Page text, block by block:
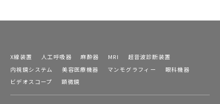
X線装置 人工呼吸器 麻酔器 MRI
超音波診断装置
内視鏡システム
美容医療機器 マンモグラフィー
眼科機器
ビデオスコープ
顕微鏡